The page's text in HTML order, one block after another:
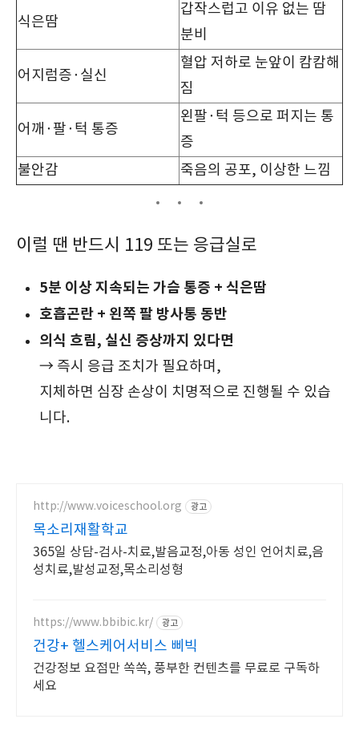
식은땀
갑작스럽고 이유 없는 땀
분비
어지럼증·실신
혈압 저하로 눈앞이 캄캄해
짐
어깨·팔·턱 통증
왼팔·턱 등으로 퍼지는 통
증
불안감
죽음의 공포, 이상한 느낌
이럴 땐 반드시 119 또는 응급실로
5분 이상 지속되는 가슴 통증 + 식은땀
호흡곤란 + 왼쪽 팔 방사통 동반
의식 흐림, 실신 증상까지 있다면
→ 즉시 응급 조치가 필요하며,
지체하면 심장 손상이 치명적으로 진행될 수 있습
니다.
http://www.voiceschool.org 광고
목소리재활학교
365일 상담-검사-치료,발음교정,아동 성인 언어치료,음
성치료,발성교정,목소리성형
https://www.bbibic.kr/ 광고
건강+ 헬스케어서비스 삐빅
건강정보 요점만 쏙쏙, 풍부한 컨텐츠를 무료로 구독하
세요